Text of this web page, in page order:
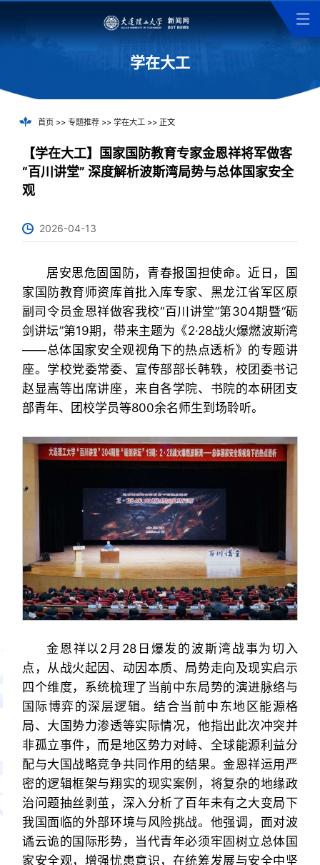
学在大工
首页>> 专题推荐>> 学在大工>> 正文
【学在大工】国家国防教育专家金恩祥将军做客
“百川讲堂” 深度解析波斯湾局势与总体国家安全
观
2026-04-13
居安思危固国防，青春报国担使命。近日，国
家国防教育师资库首批入库专家、黑龙江省军区原
副司令员金恩祥做客我校“百川讲堂”第304期暨“砺
剑讲坛”第19期，带来主题为《2·28战火爆燃波斯湾
——总体国家安全观视角下的热点透析》的专题讲
座。学校党委常委、宣传部部长韩轶，校团委书记
赵显嵩等出席讲座，来自各学院、书院的本研团支
部青年、团校学员等800余名师生到场聆听。
金恩祥以2月28日爆发的波斯湾战事为切入
点，从战火起因、动因本质、局势走向及现实启示
四个维度，系统梳理了当前中东局势的演进脉络与
国际博弈的深层逻辑。结合当前中东地区能源格
局、大国势力渗透等实际情况，他指出此次冲突并
非孤立事件，而是地区势力对峙、全球能源利益分
配与大国战略竞争共同作用的结果。金恩祥运用严
密的逻辑框架与翔实的现实案例，将复杂的地缘政
治问题抽丝剥茧，深入分析了百年未有之大变局下
我国面临的外部环境与风险挑战。他强调，面对波
谲云诡的国际形势，当代青年必须牢固树立总体国
家安全观，增强忧患意识，在统筹发展与安全中坚